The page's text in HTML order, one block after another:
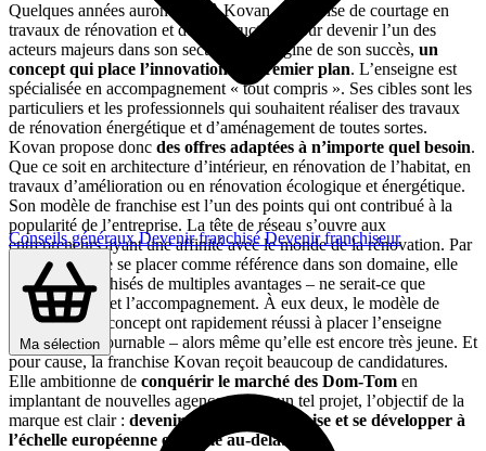
Conseils générauxDevenir franchiséDevenir franchiseur
Ma sélection
Quelques années auront suffi à Kovan, entreprise de courtage en
travaux de rénovation et de construction, pour devenir l’un des
acteurs majeurs dans son secteur. À l’origine de son succès, un
concept qui place l’innovation au premier plan. L’enseigne est
spécialisée en accompagnement « tout compris ». Ses cibles sont les
particuliers et les professionnels qui souhaitent réaliser des travaux
de rénovation énergétique et d’aménagement de toutes sortes.
Kovan propose donc des offres adaptées à n’importe quel besoin.
Que ce soit en architecture d’intérieur, en rénovation de l’habitat, en
travaux d’amélioration ou en rénovation écologique et énergétique.
Son modèle de franchise est l’un des points qui ont contribué à la
popularité de l’entreprise. La tête de réseau s’ouvre aux
entrepreneurs ayant une affinité avec le monde de la rénovation. Par
ailleurs, afin de se placer comme référence dans son domaine, elle
offre aux franchisés de multiples avantages – ne serait-ce que
l’encadrement et l’accompagnement. À eux deux, le modèle de
franchise et le concept ont rapidement réussi à placer l’enseigne
comme incontournable – alors même qu’elle est encore très jeune. Et
pour cause, la franchise Kovan reçoit beaucoup de candidatures.
Elle ambitionne de conquérir le marché des Dom-Tom en
implantant de nouvelles agences. Avec un tel projet, l’objectif de la
marque est clair : devenir une multi-franchise et se développer à
l’échelle européenne et même au-delà.